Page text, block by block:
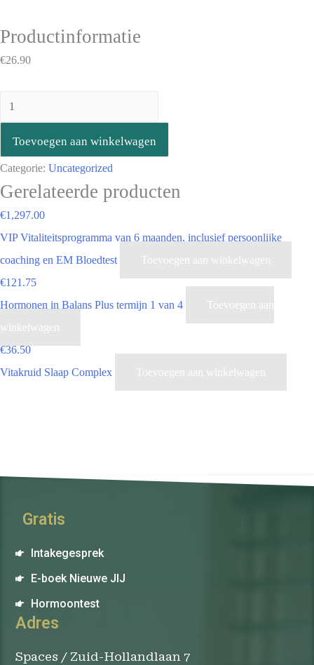
Productinformatie
€26.90
Toevoegen aan winkelwagen
Categorie: Uncategorized
Gerelateerde producten
€1,297.00
VIP Vitaliteitsprogramma van 6 maanden, inclusief persoonlijke
coaching en EM Bloedtest
Toevoegen aan winkelwagen
€121.75
Hormonen in Balans Plus termijn 1 van 4
Toevoegen aan
winkelwagen
€36.50
Vitakruid Slaap Complex
Toevoegen aan winkelwagen
Gratis
Intakegesprek
E-boek Nieuwe JIJ
Hormoontest
Adres
Spaces / Zuid-Hollandlaan 7